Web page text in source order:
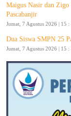
Maigus Nasir dan Zigo
Pascabanjir
Jumat, 7 Agustus 2026 | 15 :
Dua Siswa SMPN 25
Jumat, 7 Agustus 2026 | 15 :